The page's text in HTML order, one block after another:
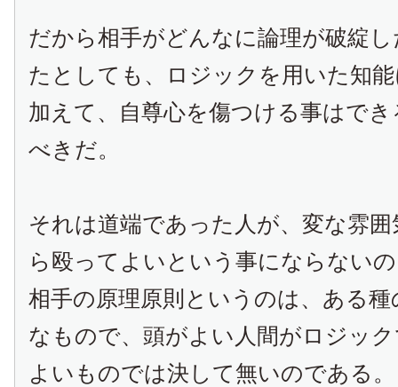
だから相手がどんなに論理が破綻
たとしても、ロジックを用いた知
加えて、自尊心を傷つける事はで
べきだ。
それは道端であった人が、変な雰
ら殴ってよいという事にならない
相手の原理原則というのは、ある
なもので、頭がよい人間がロジッ
よいものでは決して無いのである。